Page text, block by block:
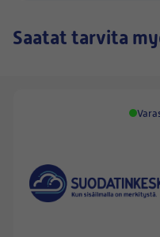
Saatat tarvita